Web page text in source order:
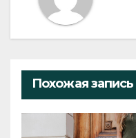
Похожая запись